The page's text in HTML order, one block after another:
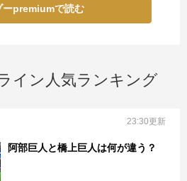
ーpremiumで読む
イン人気ランキング
23:30更新
阿部巨人と橋上巨人は何が違う？